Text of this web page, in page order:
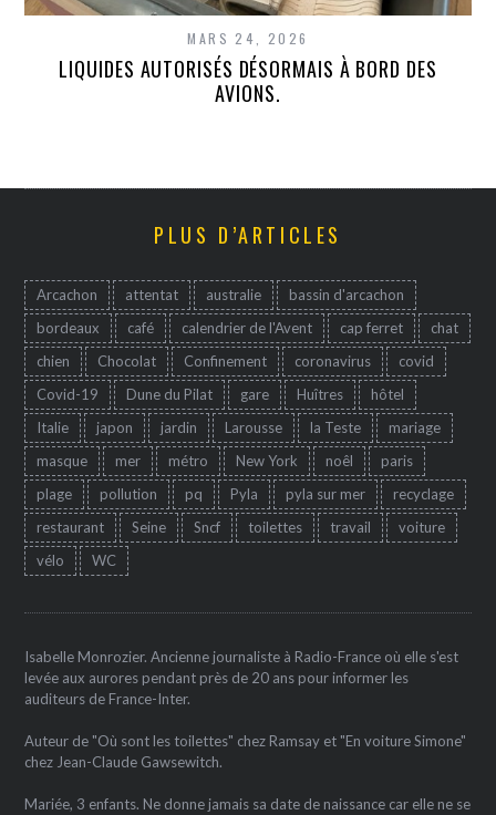
MARS 24, 2026
LIQUIDES AUTORISÉS DÉSORMAIS À BORD DES
AVIONS.
PLUS D’ARTICLES
Arcachon attentat australie
bassin d'arcachon
bordeaux
café calendrier de l'Avent cap ferret
chat
chien
Chocolat Confinement coronavirus
covid
Covid-19
Dune du Pilat gare Huîtres
hôtel
Italie
japon jardin Larousse la Teste
mariage
masque
mer métro New York noêl
paris
plage
pollution pq Pyla pyla sur mer
recyclage
restaurant
Seine Sncf toilettes travail
voiture
vélo
WC
Isabelle Monrozier. Ancienne journaliste à Radio-France où elle s'est
levée aux aurores pendant près de 20 ans pour informer les
auditeurs de France-Inter.
Auteur de "Où sont les toilettes" chez Ramsay et "En voiture Simone"
chez Jean-Claude Gawsewitch.
Mariée, 3 enfants. Ne donne jamais sa date de naissance car elle ne se